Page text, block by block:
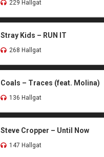
229 Hallgat
Stray Kids – RUN IT
268 Hallgat
Coals – Traces (feat. Molina)
136 Hallgat
Steve Cropper – Until Now
147 Hallgat